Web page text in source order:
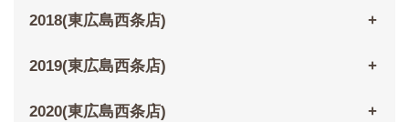
2018(東広島西条店)
2019(東広島西条店)
2020(東広島西条店)